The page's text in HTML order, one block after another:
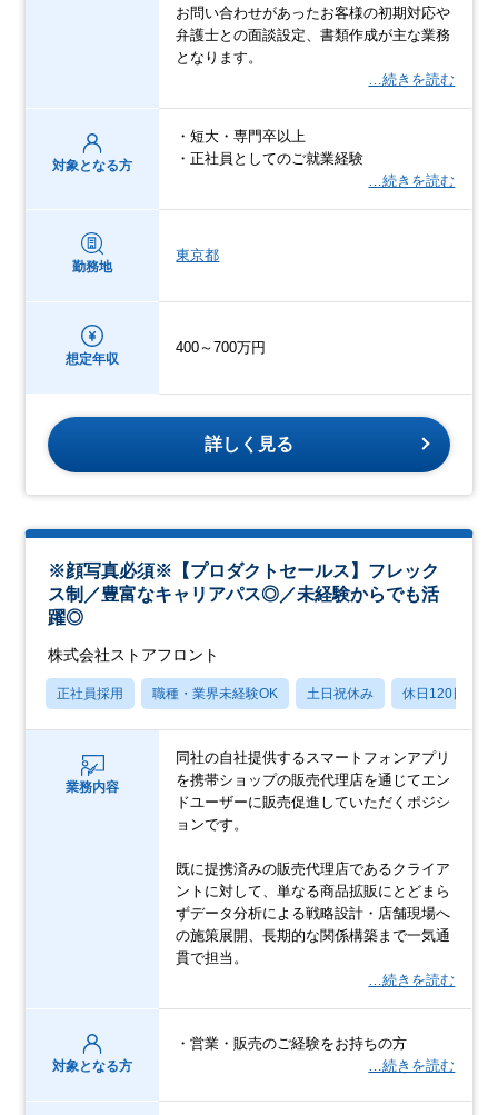
お問い合わせがあったお客様の初期対応や
弁護士との面談設定、書類作成が主な業務
となります。
…続きを読む
対象となる方
・短大・専門卒以上
・正社員としてのご就業経験
…続きを読む
勤務地
東京都
想定年収
400～700万円
詳しく見る
※顔写真必須※【プロダクトセールス】フレック
ス制／豊富なキャリアパス◎／未経験からでも活
躍◎
株式会社ストアフロント
正社員採用 職種・業界未経験OK 土日祝休み 休日120日以上
業務内容
同社の自社提供するスマートフォンアプリ
を携帯ショップの販売代理店を通じてエン
ドユーザーに販売促進していただくポジシ
ョンです。
既に提携済みの販売代理店であるクライア
ントに対して、単なる商品拡販にとどまら
ずデータ分析による戦略設計・店舗現場へ
の施策展開、長期的な関係構築まで一気通
貫で担当。
…続きを読む
対象となる方
・営業・販売のご経験をお持ちの方
…続きを読む